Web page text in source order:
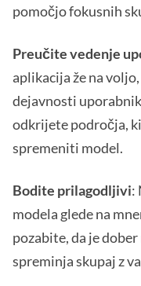
pomočjo fokusnih
Preučite vedenje
aplikacija že na
dejavnosti
odkrijete področja,
spremeniti model.
Bodite prilagodljivi:
modela glede na
pozabite, da je
spreminja skupaj z